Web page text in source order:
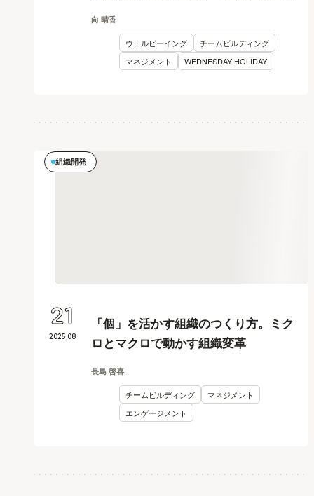
向 晴香
ウェルビーイング
チームビルディング
マネジメント
WEDNESDAY HOLIDAY
組織開発
「個」を活かす組織のつくり方。ミク
ロとマクロで動かす組織変革
長島 啓喜
チームビルディング
マネジメント
エンゲージメント
2025.08
21